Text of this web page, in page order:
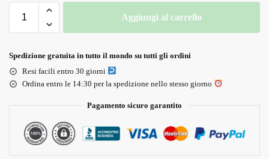
Aggiungi al carrello
Spedizione gratuita in tutto il mondo su tutti gli ordini
Resi facili entro 30 giorni
Ordina entro le 14:30 per la spedizione nello stesso giorno
Pagamento sicuro garantito